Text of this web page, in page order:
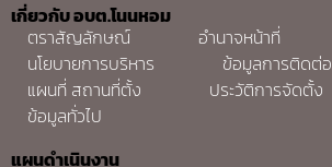
เกี่ยวกับ อบต.โนนหอม
ตราสัญลักษณ์
อำนาจหน้าที่
นโยบายการบริหาร
ข้อมูลการติดต่อ
แผนที่ สถานที่ตั้ง
ประวัติการจัดตั้ง
ข้อมูลทั่วไป
แผนดำเนินงาน